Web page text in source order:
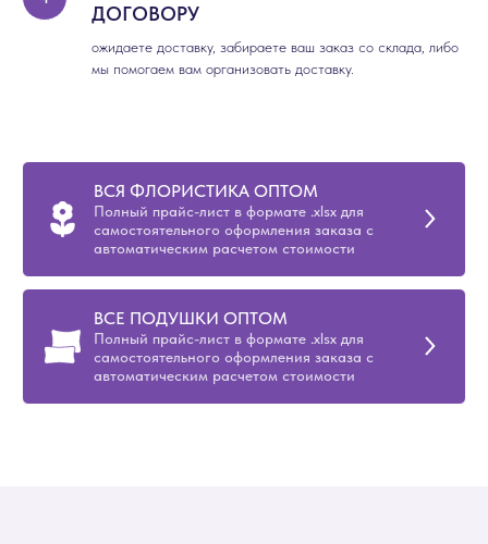
ДОГОВОРУ
ожидаете доставку, забираете ваш заказ со склада, либо
мы помогаем вам организовать доставку.
ВСЯ ФЛОРИСТИКА ОПТОМ
Полный прайс-лист в формате .xlsx для
самостоятельного оформления заказа с
автоматическим расчетом стоимости
ВСЕ ПОДУШКИ ОПТОМ
Полный прайс-лист в формате .xlsx для
самостоятельного оформления заказа с
автоматическим расчетом стоимости